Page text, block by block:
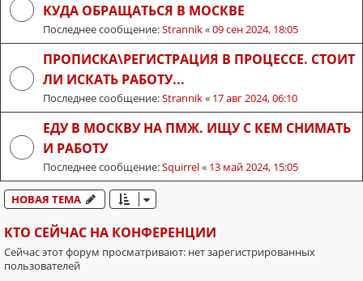
КУДА ОБРАЩАТЬСЯ В МОСКВЕ
Последнее сообщение:Strannik«09 сен 2024, 18:05
ПРОПИСКА\РЕГИСТРАЦИЯ В ПРОЦЕССЕ. СТОИТ
ЛИ ИСКАТЬ РАБОТУ...
Последнее сообщение:Strannik« 17 авг 2024, 06:10
ЕДУ В МОСКВУ НА ПМЖ. ИЩУ С КЕМ СНИМАТЬ
И РАБОТУ
Последнее сообщение:Squirrel« 13 май 2024, 15:05
НОВАЯ ТЕМА
КТО СЕЙЧАС НА КОНФЕРЕНЦИИ
Сейчас этот форум просматривают: нет зарегистрированных
пользователей